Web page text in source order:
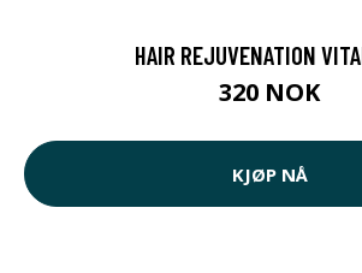
HAIR REJUVENATION
320 NOK
KJØP NÅ